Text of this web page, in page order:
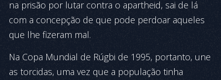
na prisão por lutar contra o apartheid, sai de lá
com a concepção de que pode perdoar aqueles
que lhe fizeram mal.
Na Copa Mundial de Rúgbi de 1995, portanto, une
as torcidas, uma vez que a população tinha